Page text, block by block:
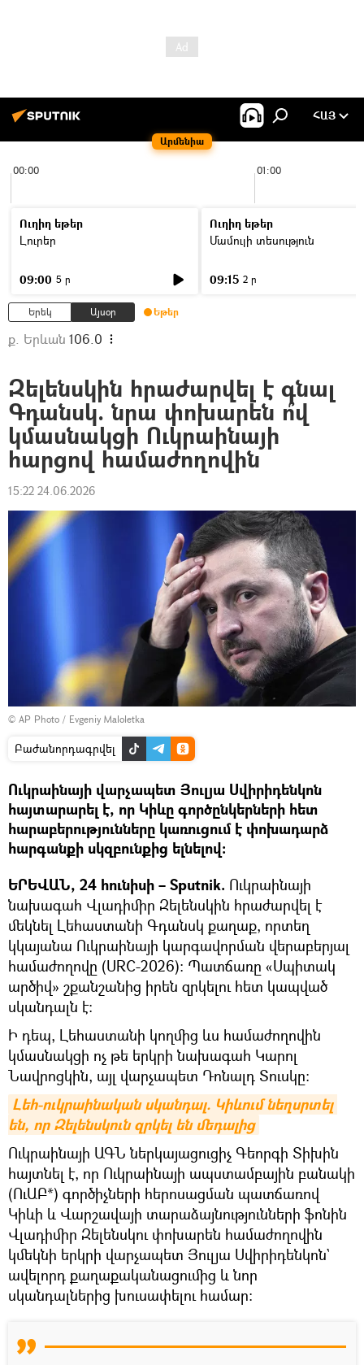
Արմենիա
ՀԱՅ
00:00 01:00
Ուղիղ եթեր
Լուրեր
09:00 5 ր
Ուղիղ եթեր
Մամուլի տեսություն
09:15 2 ր
Երեկ Այսօր Եթեր
ք. Երևան 106.0
Զելենսկին հրաժարվել է գնալ
Գդանսկ. նրա փոխարեն ո՞վ
կմասնակցի Ուկրաինայի
հարցով համաժողովին
15:22 24.06.2026
© AP Photo / Evgeniy Maloletka
Բաժանորդագրվել
Ուկրաինայի վարչապետ Յուլյա Սվիրիդենկոն
հայտարարել է, որ Կիևը գործընկերների հետ
հարաբերությունները կառուցում է փոխադարձ
հարգանքի սկզբունքից ելնելով։
ԵՐԵՎԱՆ, 24 հունիսի – Sputnik. Ուկրաինայի
նախագահ Վլադիմիր Զելենսկին հրաժարվել է
մեկնել Լեհաստանի Գդանսկ քաղաք, որտեղ
կկայանա Ուկրաինայի կարգավորման վերաբերյալ
համաժողովը (URC-2026)։ Պատճառը «Սպիտակ
արծիվ» շքանշանից իրեն զրկելու հետ կապված
սկանդալն է։
Ի դեպ, Լեհաստանի կողմից ևս համաժողովին
կմասնակցի ոչ թե երկրի նախագահ Կարոլ
Նավրոցկին, այլ վարչապետ Դոնալդ Տուսկը։
Լեհ-ուկրաինական սկանդալ. Կիևում նեղսրտել
են, որ Զելենսկուն զրկել են մեդալից
Ուկրաինայի ԱԳՆ ներկայացուցիչ Գեորգի Տիխին
հայտնել է, որ Ուկրաինայի ապստամբային բանակի
(ՈւԱԲ*) գործիչների հերոսացման պատճառով
Կիևի և Վարշավայի տարաձայնությունների ֆոնին
Վլադիմիր Զելենսկու փոխարեն համաժողովին
կմեկնի երկրի վարչապետ Յուլյա Սվիրիդենկոն`
ավելորդ քաղաքականացումից և նոր
սկանդալներից խուսափելու համար։